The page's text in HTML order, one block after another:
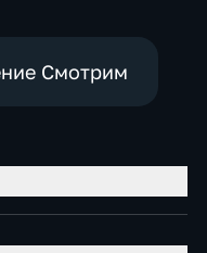
Смотрим